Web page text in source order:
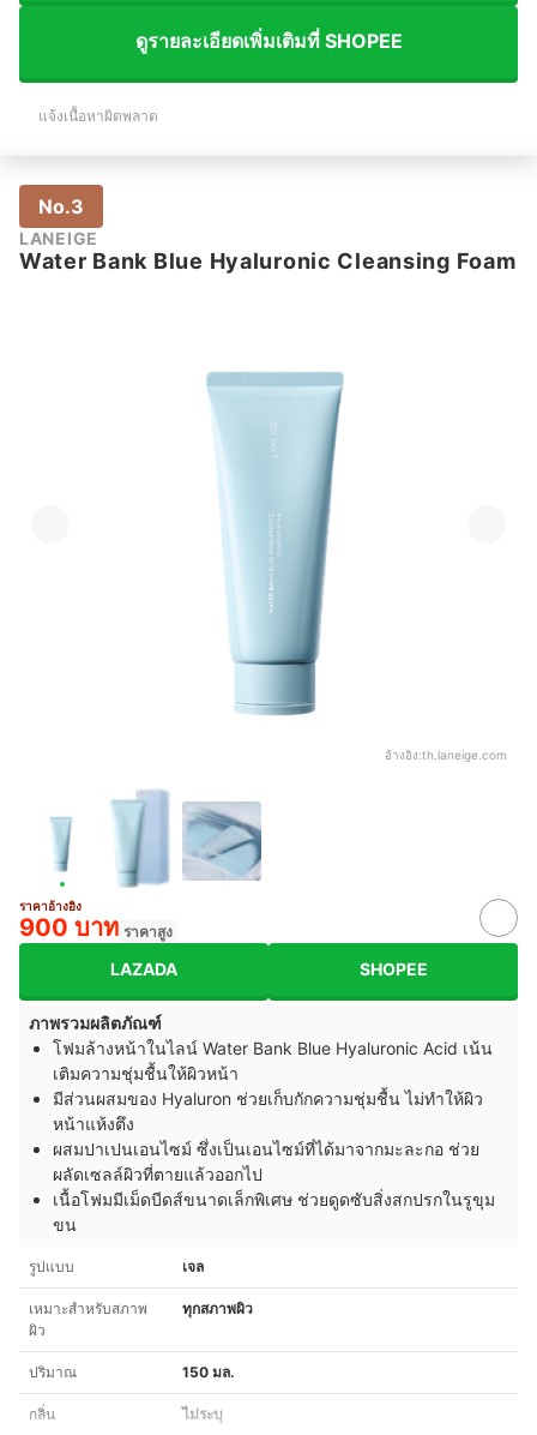
ดูรายละเอียดเพิ่มเติมที่ SHOPEE
แจ้งเนื้อหาผิดพลาด
No.3
LANEIGE
Water Bank Blue Hyaluronic Cleansing Foam
อ้างอิง:th.laneige.com
ราคาอ้างอิง
900 บาท ราคาสูง
LAZADA SHOPEE
ภาพรวมผลิตภัณฑ์
โฟมล้างหน้าในไลน์ Water Bank Blue Hyaluronic Acid เน้น
เติมความชุ่มชื้นให้ผิวหน้า
มีส่วนผสมของ Hyaluron ช่วยเก็บกักความชุ่มชื้น ไม่ทำให้ผิว
หน้าแห้งตึง
ผสมปาเปนเอนไซม์ ซึ่งเป็นเอนไซม์ที่ได้มาจากมะละกอ ช่วย
ผลัดเซลล์ผิวที่ตายแล้วออกไป
เนื้อโฟมมีเม็ดบีดส์ขนาดเล็กพิเศษ ช่วยดูดซับสิ่งสกปรกในรูขุม
ขน
รูปแบบ เจล
เหมาะสำหรับสภาพ
ผิว
ทุกสภาพผิว
ปริมาณ 150 มล.
กลิ่น ไม่ระบุ